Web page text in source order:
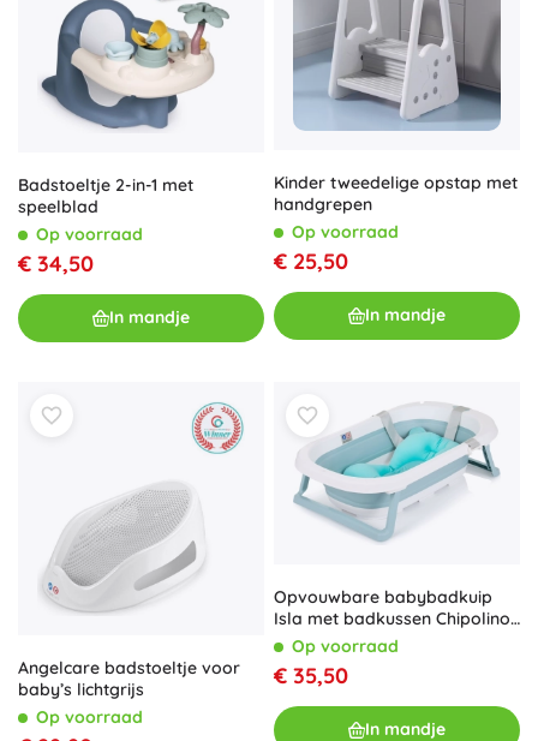
Badstoeltje 2-in-1 met
speelblad
Op voorraad
€ 34,50
In mandje
Kinder tweedelige opstap met
handgrepen
Op voorraad
€ 25,50
In mandje
Angelcare badstoeltje voor
baby’s lichtgrijs
Op voorraad
Opvouwbare babybadkuip
Isla met badkussen Chipolino
– Blauw
Op voorraad
€ 35,50
In mandje